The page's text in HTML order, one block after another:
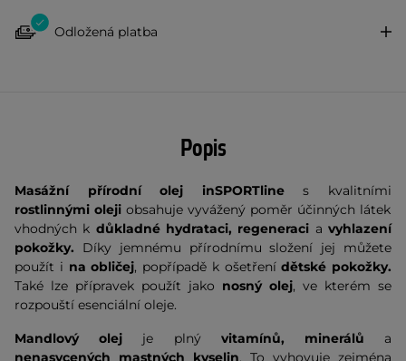
Odložená platba
Popis
Masážní přírodní olej inSPORTlines kvalitními
rostlinnými oleji obsahuje vyvážený poměr účinných látek
vhodných k důkladné hydrataci, regeneraci a vyhlazení
pokožky. Díky jemnému přírodnímu složení jej můžete
použít i na obličej, popřípadě k ošetřenídětské pokožky.
Také lze přípravek použít jako nosný olej, ve kterém se
rozpouští esenciální oleje.
Mandlový olej je plný vitamínů, minerálů a
nenasycených mastných kyselin. To vyhovuje zejména